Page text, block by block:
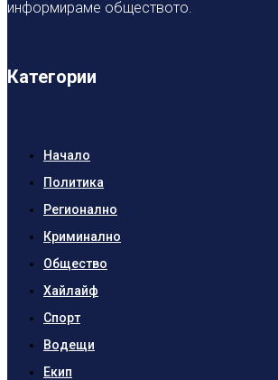
информираме обществото.
Категории
Начало
Политика
Регионално
Криминално
Общество
Хайлайф
Спорт
Водещи
Екип